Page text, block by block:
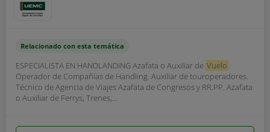
Relacionado con esta temática
ESPECIALISTA EN HANDLANDING Azafata o Auxiliar de Vuelo .
Operador de Compañías de Handling. Auxiliar de touroperadores.
Técnico de Agencia de Viajes Azafata de Congresos y RR.PP. Azafata
o Auxiliar de Ferrys, Trenes,...